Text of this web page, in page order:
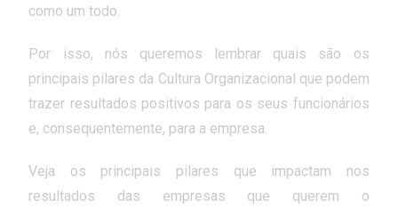
como um todo.
Por isso, nós queremos lembrar quais são os
principais pilares da Cultura Organizacional que podem
trazer resultados positivos para os seus funcionários
e, consequentemente, para a empresa.
Veja os principais pilares que impactam nos
resultados das empresas que querem o